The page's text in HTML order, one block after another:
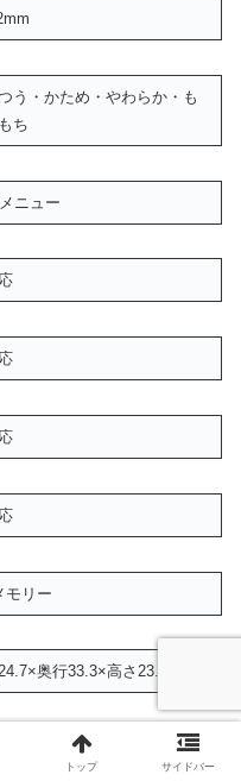
う・かため・やわらか・も
ち
ニュー
モリー
奥行33.3×高さ23.7cm
で重要な部分がほぼ共通
トップ サイドバー